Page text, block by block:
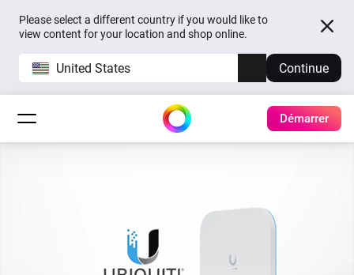
Please select a different country if you would like to
view content for your location and shop online.
United States Continue
Démarrer